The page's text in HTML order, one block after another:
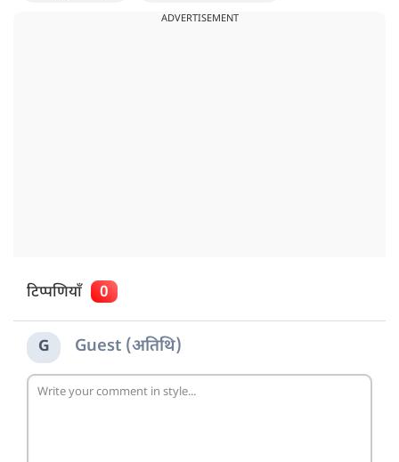
ADVERTISEMENT
टिप्पणियाँ 0
G Guest (अतिथि)